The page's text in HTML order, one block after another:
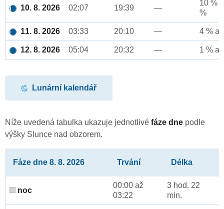
10. 8. 2026 02:07 19:39 —
10 %
%
11. 8. 2026 03:33 20:10 — 4 %
12. 8. 2026 05:04 20:32 — 1 %
Lunární kalendář
Níže uvedená tabulka ukazuje jednotlivé fáze dne podle
výšky Slunce nad obzorem.
Fáze dne 8. 8. 2026 Trvání Délka
noc
00:00 až
03:22
3 hod. 22
min.